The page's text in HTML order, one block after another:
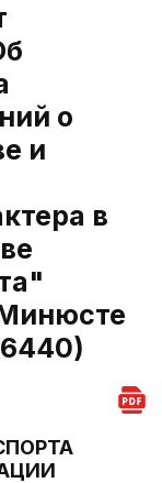
о
и
в